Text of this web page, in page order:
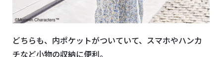
どちらも、内ポケットがついていて、スマホやハンカ
チなど小物の収納に便利。